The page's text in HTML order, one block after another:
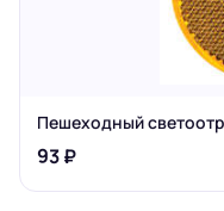
Пешеходный
93 ₽